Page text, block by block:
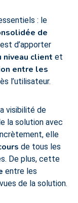
: le
de
d’apporter
niveau client et
entre les
l’utilisateur.
visibilité de
la solution avec
elle
de tous les
De plus, cette
entre les
de la solution.